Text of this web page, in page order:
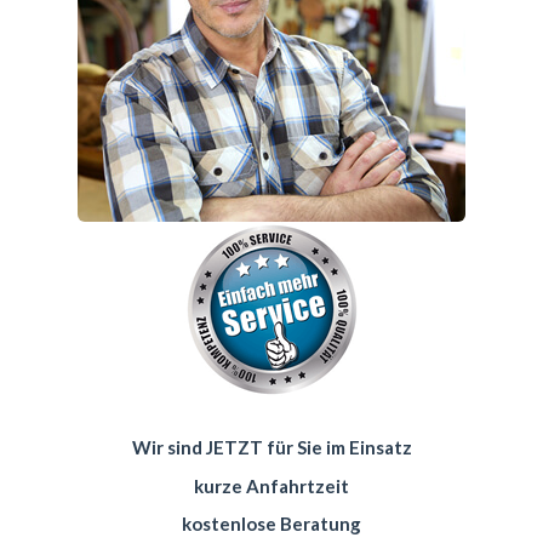
Wir sind JETZT für Sie im Einsatz
kurze Anfahrtzeit
kostenlose Beratung